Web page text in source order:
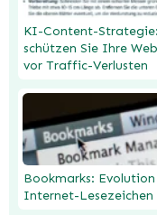
KI-Content-
schützen Sie Ihre
vor Traffic-Verlusten
Bookmarks:
Internet-Lesezeichen